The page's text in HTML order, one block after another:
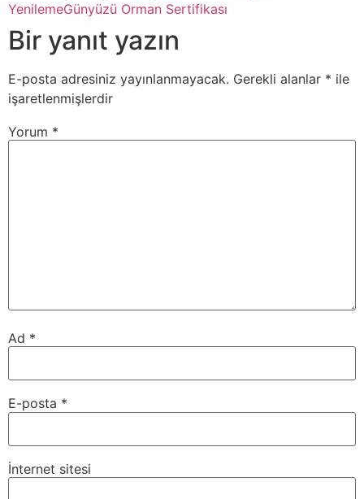
YenilemeGünyüzü Orman Sertifikası
Bir yanıt yazın
E-posta adresiniz yayınlanmayacak. Gerekli alanlar * ile
işaretlenmişlerdir
Yorum *
Ad *
E-posta *
İnternet sitesi